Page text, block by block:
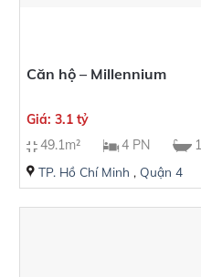
Căn hộ – Millennium
Giá: 3.1 tỷ
49.1m²
4 PN
TP. Hồ Chí Minh , Quận 4